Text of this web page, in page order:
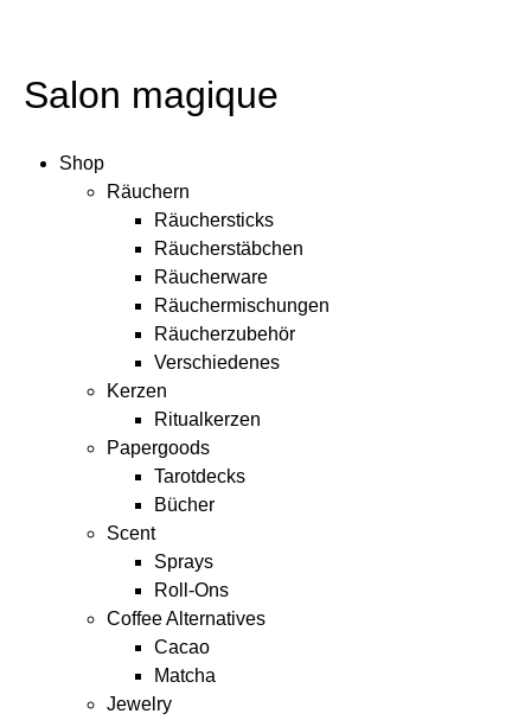
Salon magique
Shop
Räuchern
Räuchersticks
Räucherstäbchen
Räucherware
Räuchermischungen
Räucherzubehör
Verschiedenes
Kerzen
Ritualkerzen
Papergoods
Tarotdecks
Bücher
Scent
Sprays
Roll-Ons
Coffee Alternatives
Cacao
Matcha
Jewelry